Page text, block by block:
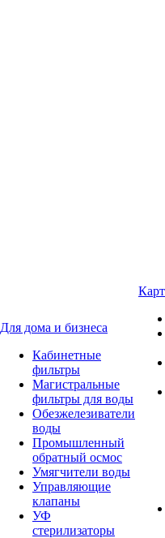
Для дома и бизнеса
Кабинетные
фильтры
Магистральные
фильтры для воды
Обезжелезиватели
воды
Промышленный
обратный осмос
Умягчители воды
Управляющие
клапаны
УФ
стерилизаторы